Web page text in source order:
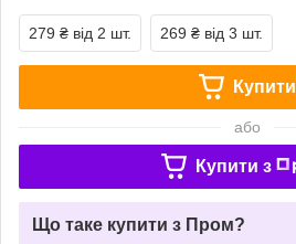
279 ₴ від 2 шт. 269 ₴ від 3 шт.
Купити
або
Купити з
Що таке купити з Пром?